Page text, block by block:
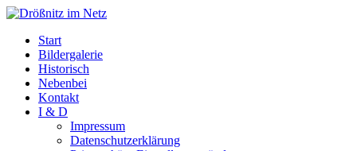
Start
Bildergalerie
Historisch
Nebenbei
Kontakt
I & D
Impressum
Datenschutzerklärung